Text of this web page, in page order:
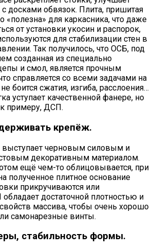
досками обвязок. Плита, пришитая
«полезна» для каркасника, что даже
от установки укосин и распорок,
для стабилизации стен в
Так получилось, что ОСБ, под
созданная из специально
и смол, является прочным
справляется со всеми задачами на
боится сжатия, изгиба, расслоения…
уступает качественной фанере, но
примеру, ДСП.
крепёж.
выступает черновым силовым и
декоративным материалом.
ещё чем-то облицовывается, при
полученное плитное основание
прикручиваются или
достаточной плотностью и
массива, чтобы очень хорошо
самонарезные винты.
стабильность формы.